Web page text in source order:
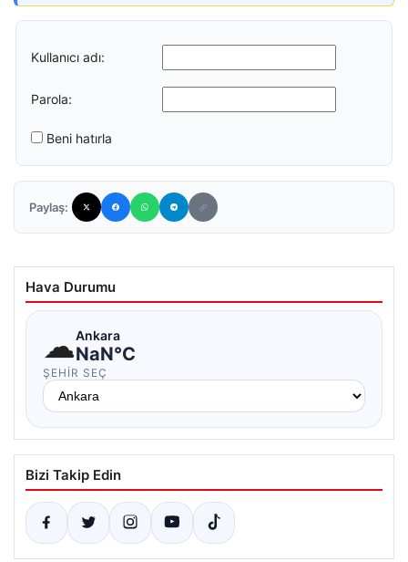
Kullanıcı adı:
Parola:
Beni hatırla
Paylaş:
Hava Durumu
☁Ankara
NaN°C
ŞEHIR SEÇ
Bizi Takip Edin